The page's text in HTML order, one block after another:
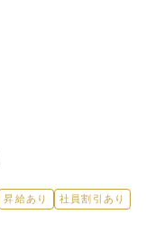
昇給あり
社員割引あり